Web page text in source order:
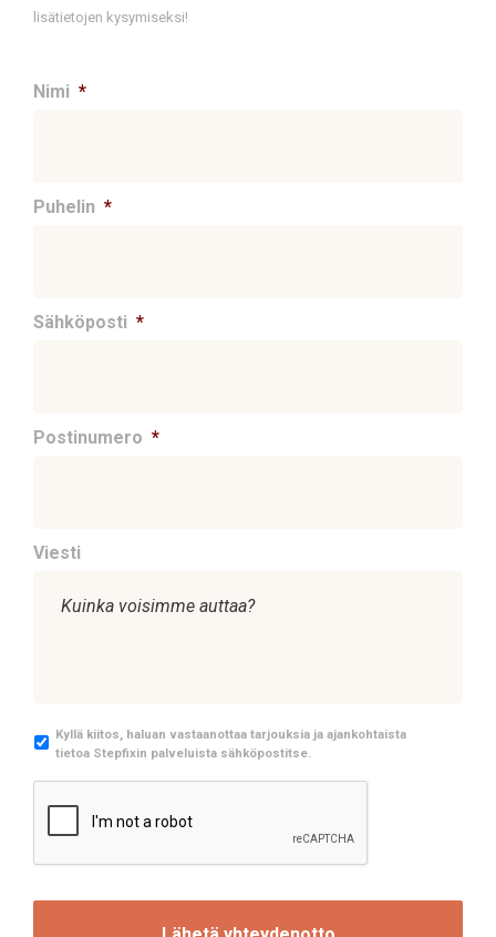
lisätietojen kysymiseksi!
Nimi *
Puhelin *
Sähköposti *
Postinumero *
Viesti
M
r
n
Kyllä kiitos, haluan vastaanottaa tarjouksia ja ajankohtaista
tietoa Stepfixin palveluista sähköpostitse.
T
H